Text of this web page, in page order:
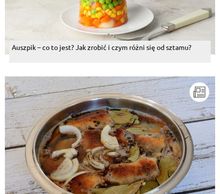
Auszpik – co to jest? Jak zrobić i czym różni się od sztamu?